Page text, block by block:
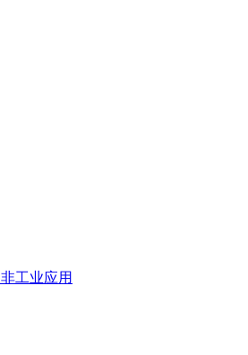
非工业应用